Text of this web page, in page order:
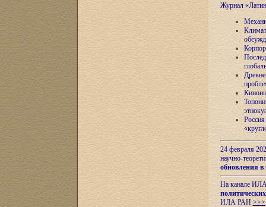
Журнал
24 февраля
научно-
обновления в
На канале
ИЛА РАН >>>